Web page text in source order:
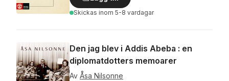
Skickas inom 5-8 vardagar
Den jag blev i Addis Abeba : en
diplomatdotters memoarer
Av Åsa Nilsonne